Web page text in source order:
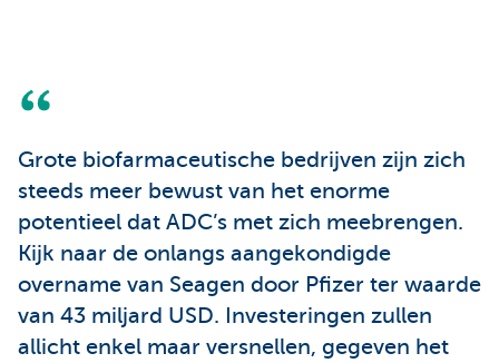
Grote biofarmaceutische bedrijven zijn zich
steeds meer bewust van het enorme
potentieel dat ADC’s met zich meebrengen.
Kijk naar de onlangs aangekondigde
overname van Seagen door Pfizer ter waarde
van 43 miljard USD. Investeringen zullen
allicht enkel maar versnellen, gegeven het